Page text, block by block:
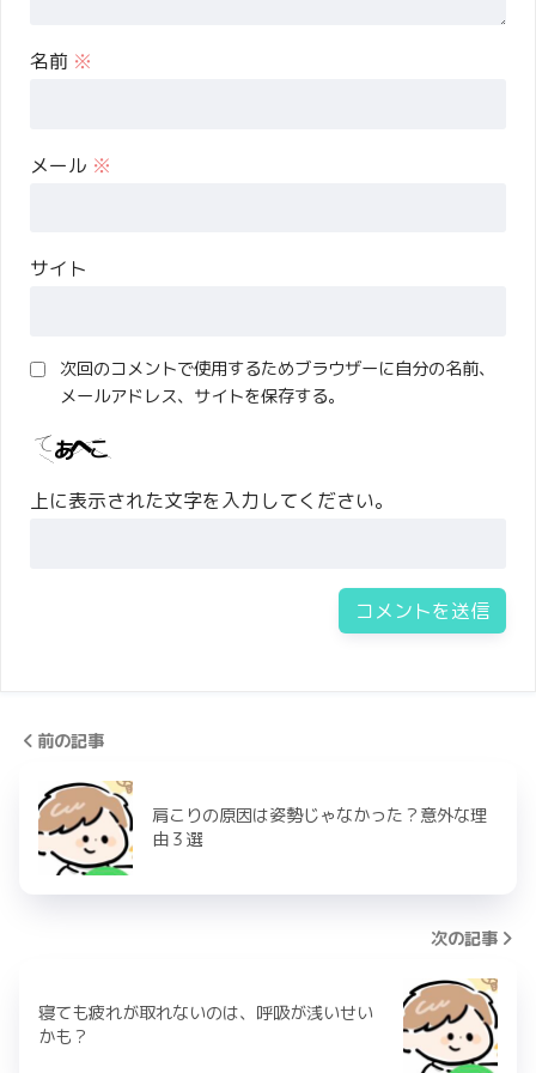
名前 ※
メール ※
サイト
次回のコメントで使用するためブラウザーに自分の名前、
メールアドレス、サイトを保存する。
上に表示された文字を入力してください。
前の記事
肩こりの原因は姿勢じゃなかった？意外な理
由３選
次の記事
寝ても疲れが取れないのは、呼吸が浅いせい
かも？